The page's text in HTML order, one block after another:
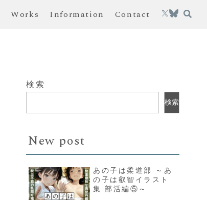
Works Information Contact
検索
検索
New post
あの子は柔道部 ～あ
の子は叡智イラスト
集 部活編⑤～